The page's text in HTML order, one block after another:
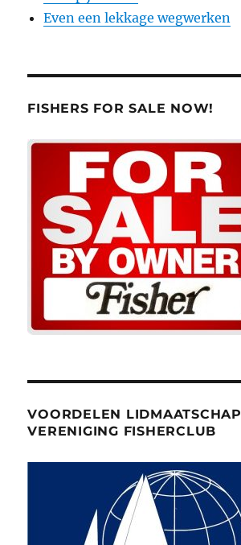
Even een lekkage wegwerken
FISHERS FOR SALE NOW!
VOORDELEN LIDMAATSCHAP
VERENIGING FISHERCLUB